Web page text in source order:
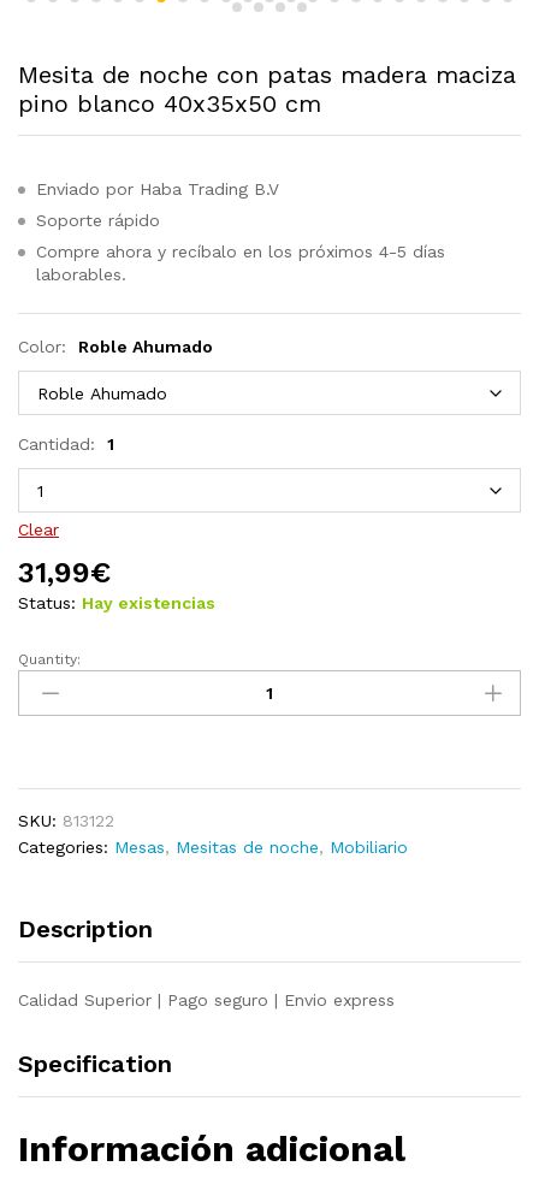
Mesita de noche con patas madera maciza
pino blanco 40x35x50 cm
Enviado por Haba Trading B.V
Soporte rápido
Compre ahora y recíbalo en los próximos 4-5 días
laborables.
Color: Roble Ahumado
Cantidad: 1
Clear
31,99€
Status: Hay existencias
Mesita
noche
maciza
pino
cm
Quantity:
SKU: 813122
Categories: Mesas, Mesitas de noche, Mobiliario
Description
Calidad Superior | Pago seguro | Envio express
Specification
Información adicional